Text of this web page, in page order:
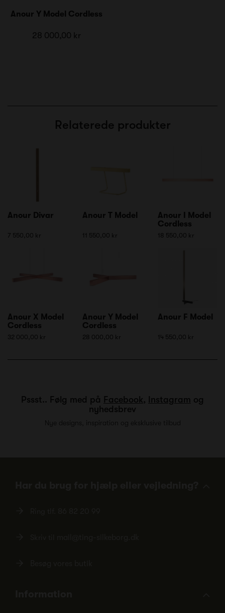
Anour Y Model Cordless
28 000,00 kr
Relaterede produkter
Anour Divar
7 550,00 kr
Anour T Model
11 550,00 kr
Anour I Model
Cordless
18 550,00 kr
Anour X Model
Cordless
32 000,00 kr
Anour Y Model
Cordless
28 000,00 kr
Anour F Model
14 550,00 kr
Pssst.. Følg med på Facebook, Instagram og
nyhedsbrev
Nye designs, inspiration og eksklusive tilbud